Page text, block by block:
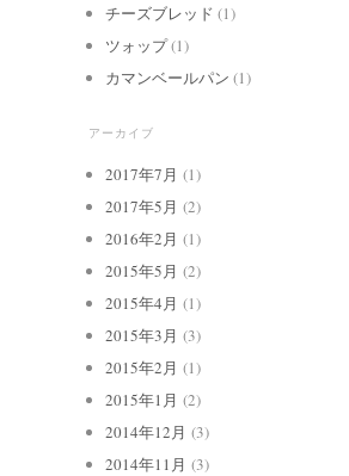
チーズブレッド (1)
ツォップ(1)
カマンベールパン (1)
アーカイブ
2017年7月 (1)
2017年5月 (2)
2016年2月 (1)
2015年5月 (2)
2015年4月 (1)
2015年3月 (3)
2015年2月 (1)
2015年1月 (2)
2014年12月 (3)
2014年11月 (3)